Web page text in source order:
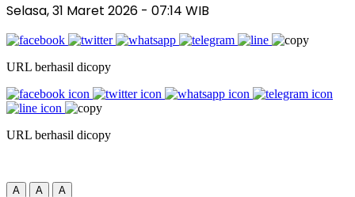
Selasa, 31 Maret 2026 - 07:14 WIB
URL berhasil dicopy
URL berhasil dicopy
A A A